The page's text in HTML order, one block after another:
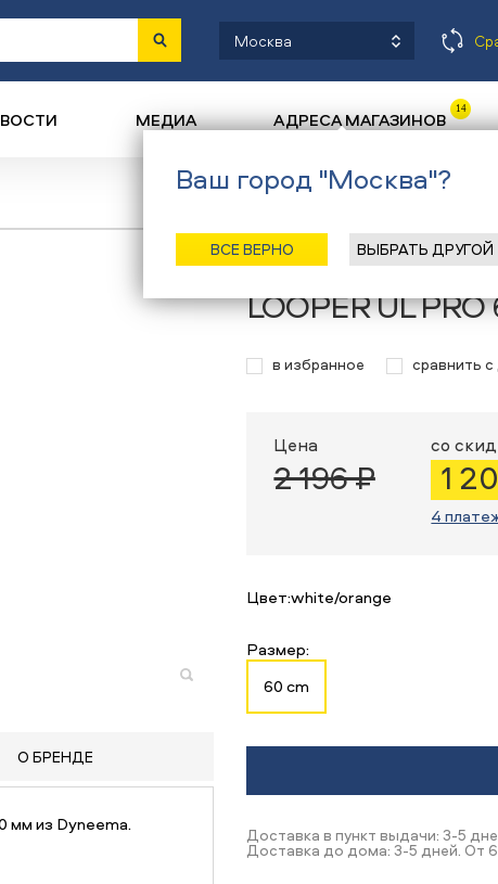
Москва
МЕДИА АДРЕСА МАГАЗИНОВ 14
Назад / Главная/ Каталог/Туризм
О БРЕНДЕ
мм из Dyneema.
Петли
LOOPER UL
в избранное сравнить
Цена
2 196 ₽
со
1
4
Цвет:white/orange
Размер:
60 cm
Доставка в пункт выдачи: 3-5
Доставка до дома: 3-5 дней. От
Ваш город "Москва"?
ВСЕ ВЕРНО ВЫБРАТЬ ДРУГОЙ